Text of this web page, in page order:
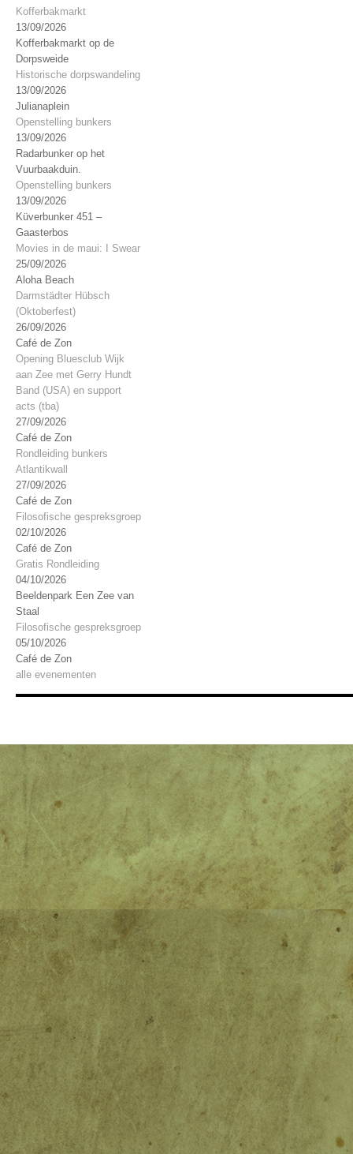
Kofferbakmarkt
13/09/2026
Kofferbakmarkt op de
Dorpsweide
Historische dorpswandeling
13/09/2026
Julianaplein
Openstelling bunkers
13/09/2026
Radarbunker op het
Vuurbaakduin.
Openstelling bunkers
13/09/2026
Küverbunker 451 –
Gaasterbos
Movies in de maui: I Swear
25/09/2026
Aloha Beach
Darmstädter Hübsch
(Oktoberfest)
26/09/2026
Café de Zon
Opening Bluesclub Wijk
aan Zee met Gerry Hundt
Band (USA) en support
acts (tba)
27/09/2026
Café de Zon
Rondleiding bunkers
Atlantikwall
27/09/2026
Café de Zon
Filosofische gespreksgroep
02/10/2026
Café de Zon
Gratis Rondleiding
04/10/2026
Beeldenpark Een Zee van
Staal
Filosofische gespreksgroep
05/10/2026
Café de Zon
alle evenementen